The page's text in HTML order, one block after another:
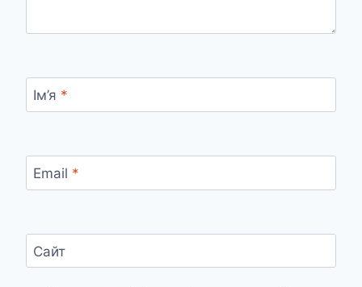
Ім’я *
Email *
Сайт